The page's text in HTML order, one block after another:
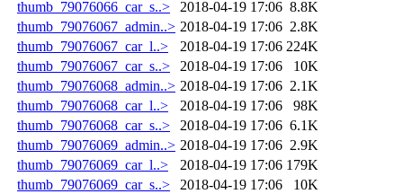
thumb_79076066_car_s..>
2018-04-19 17:06 8.8K
thumb_79076067_admin..> 2018-04-19 17:06 2.8K
thumb_79076067_car_l..>
2018-04-19 17:06 224K
thumb_79076067_car_s..>
2018-04-19 17:06
10K
thumb_79076068_admin..> 2018-04-19 17:06 2.1K
thumb_79076068_car_l..>
2018-04-19 17:06
98K
thumb_79076068_car_s..>
2018-04-19 17:06 6.1K
thumb_79076069_admin..> 2018-04-19 17:06 2.9K
thumb_79076069_car_l..>
2018-04-19 17:06 179K
thumb_79076069_car_s..>
2018-04-19 17:06
10K